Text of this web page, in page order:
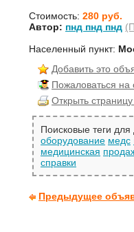
Стоимость: 280 руб.
Автор: пнд пнд пнд
Населенный пункт:
Добавить это
Пожаловаться
Открыть
Поисковые теги
оборудование медс
медицинская
справки
Предыдущее